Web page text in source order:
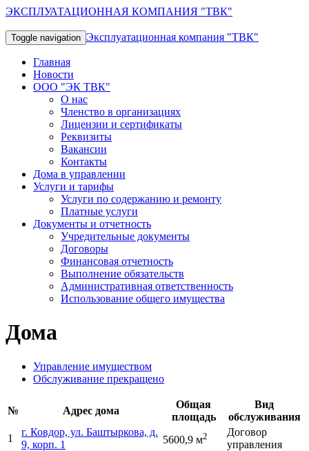
ЭКСПЛУАТАЦИОННАЯ КОМПАНИЯ "ТВК"
Toggle navigation Эксплуатационная компания "ТВК"
Главная
Новости
ООО "ЭК ТВК"
О нас
Членство в организациях
Лицензии и сертификаты
Реквизиты
Вакансии
Контакты
Дома в управлении
Услуги и тарифы
Услуги по содержанию и ремонту
Платные услуги
Документы и отчетность
Учредительные документы
Договоры
Финансовая отчетность
Выполнение обязательств
Административная ответственность
Использование общего имущества
Дома
Управление имуществом
Обслуживание прекращено
№ Адрес дома
Общая
площадь
Вид
обслуживания
1
г. Ковдор, ул. Баштыркова, д.
9, корп. 1
5600,9 м2
Договор
управления